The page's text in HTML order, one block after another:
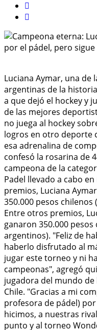
Luciana Aymar, una de
argentinas de la
a que dejó el hockey y
de las mejores
no juega al hockey
logros en otro deporte
esa adrenalina de
confesó la rosarina de
campeona de la
Padel llevado a cabo
premios, Luciana
350.000 pesos
Entre otros premios,
ganaron 350.000
argentinos). "Feliz de
haberlo disfrutado al
jugar este torneo y ni
campeonas", agregó
jugadora del mundo de
Chile. "Gracias a mi
profesora de pádel)
hicimos, a nuestras
punto y al torneo